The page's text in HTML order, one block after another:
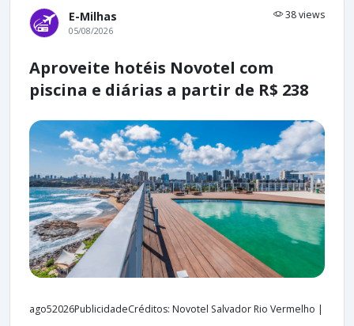
E-Milhas 38 views
05/08/2026
Aproveite hotéis Novotel com
piscina e diárias a partir de R$ 238
ago52026PublicidadeCréditos: Novotel Salvador Rio Vermelho |